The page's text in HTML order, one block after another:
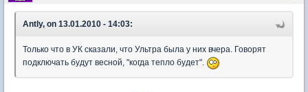
Antly, on 13.01.2010 - 14:03:
Только что в УК сказали, что Ультра была у них вчера. Говорят
подключать будут весной, "когда тепло будет".